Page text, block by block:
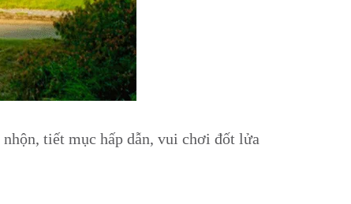
tiết mục hấp dẫn, vui chơi đốt lửa